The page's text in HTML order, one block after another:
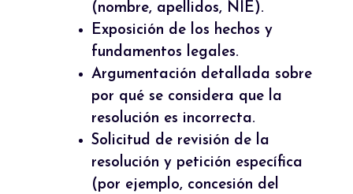
(nombre, apellidos, NIE).
Exposición de los hechos y
fundamentos legales.
Argumentación detallada sobre
por qué se considera que la
resolución es incorrecta.
Solicitud de revisión de la
resolución y petición específica
(por ejemplo, concesión del